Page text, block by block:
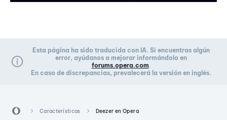
Esta página ha sido traducida con IA. Si encuentras algún
error, ayúdanos a mejorar informándolo en
forums.opera.com.
En caso de discrepancias, prevalecerá la versión en inglés.
Características Deezer en Opera